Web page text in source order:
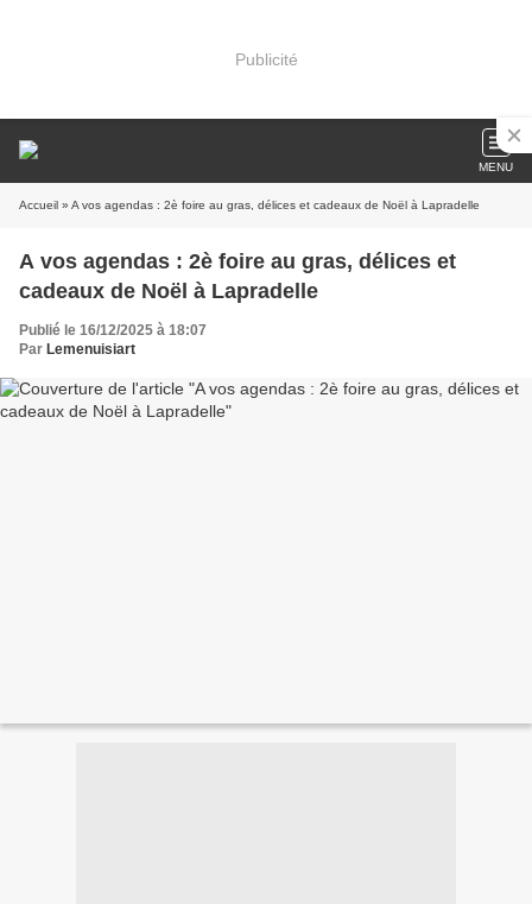
Publicité
MENU
Accueil » A vos agendas : 2è foire au gras, délices et cadeaux de Noël à Lapradelle
A vos agendas : 2è foire au gras, délices et
cadeaux de Noël à Lapradelle
Publié le 16/12/2025 à 18:07
Par Lemenuisiart